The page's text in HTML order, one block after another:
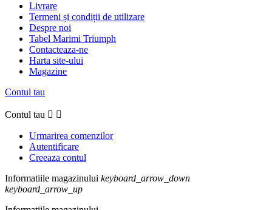
Livrare
Termeni și condiții de utilizare
Despre noi
Tabel Marimi Triumph
Contacteaza-ne
Harta site-ului
Magazine
Contul tau
Contul tau  
Urmarirea comenzilor
Autentificare
Creeaza contul
Informatiile magazinului keyboard_arrow_down
keyboard_arrow_up